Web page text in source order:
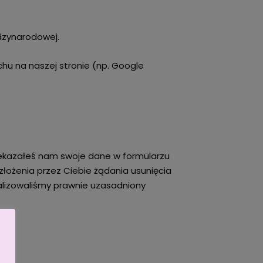
na naszej stronie (np. Google
nam swoje dane w formularzu
przez Ciebie żądania usunięcia
prawnie uzasadniony